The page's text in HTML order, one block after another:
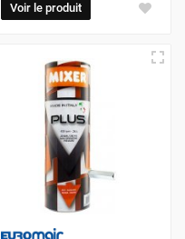
Voir le produit